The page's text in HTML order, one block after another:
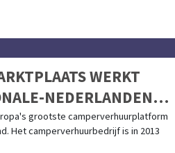
WERKT
NEDERLANDEN
grootste camperverhuurplatform
Het camperverhuurbedrijf is in 2013